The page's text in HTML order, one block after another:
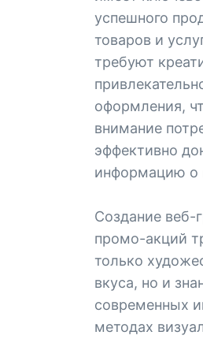
успешного
товаров и
требуют
оформления,
внимание
эффективно
информацию о
Создание веб-
промо-акций
только
вкуса, но и
современных
методах